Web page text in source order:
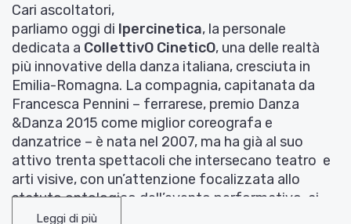
Cari ascoltatori,
parliamo oggi di Ipercinetica, la personale
dedicata a CollettivO CineticO, una delle realtà
più innovative della danza italiana, cresciuta in
Emilia-Romagna. La compagnia, capitanata da
Francesca Pennini – ferrarese, premio Danza
&Danza 2015 come miglior coreografa e
danzatrice – è nata nel 2007, ma ha già al suo
attivo trenta spettacoli che intersecano teatro e
arti visive, con un’attenzione focalizzata allo
statuto ontologico dell’evento performativo, ai
suoi meccanismi e regole e, soprattutto, al loro
Leggi di più